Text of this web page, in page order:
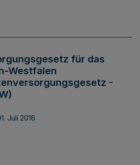
für das
Westfalen
-
Juli 2016